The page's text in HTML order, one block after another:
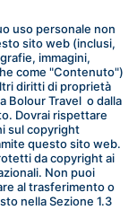
uso personale non
sito web (inclusi,
immagini,
come "Contenuto")
diritti di proprietà
Travel  o dalla
Dovrai rispettare
sul copyright
questo sito web.
da copyright ai
Non puoi
al trasferimento o
nella Sezione 1.3